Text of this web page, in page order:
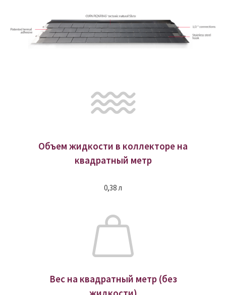
Объем жидкости в коллекторе на
квадратный метр
0,38 л
Вес на квадратный метр (без